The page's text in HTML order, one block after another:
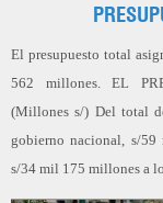
El presupuesto total
562 millones. EL
(Millones s/) Del total
gobierno nacional, s/
s/34 mil 175 millones a